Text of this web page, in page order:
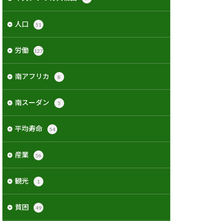
人口 51
労働 127
南アフリカ 8
南スーダン 5
平均寿命 54
産業 56
観光 1
貧困 49